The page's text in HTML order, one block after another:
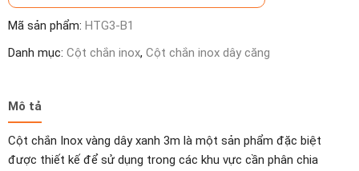
xanh
3m
số
Mã sản phẩm: HTG3-B1
Danh mục: Cột chắn inox, Cột chắn inox dây căng
Mô tả
Cột chắn Inox vàng dây xanh 3m là một sản phẩm đặc biệt
được thiết kế để sử dụng trong các khu vực cần phân chia